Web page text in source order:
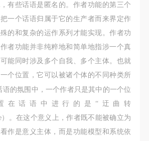
有些话语是匿名的。作者功能的第三个
一个话语归属于它的生产者而来界定作
的和复杂的运作系列才能实现。作者功
者功能并非纯粹地和简单地指涉一个真
能同时涉及多个自我、多个主体。也就
个位置，它可以被诸个体的不同种类所
语的氛围中，一个作者只是其中的一个位
在话语中进行的是“迂曲转
）。在这个意义上，作者既不能被确立为
作是意义主体，而是功能模型和系统依